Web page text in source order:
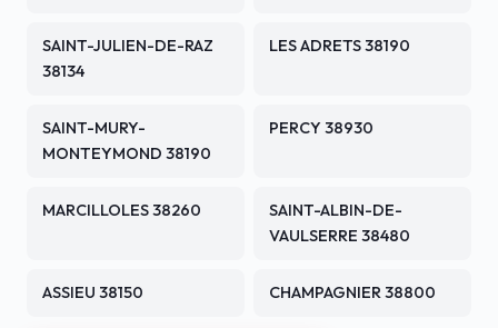
SAINT-JULIEN-DE-RAZ
38134
LES ADRETS 38190
SAINT-MURY-
MONTEYMOND 38190
PERCY 38930
MARCILLOLES 38260
SAINT-ALBIN-DE-
VAULSERRE 38480
ASSIEU 38150 CHAMPAGNIER 38800